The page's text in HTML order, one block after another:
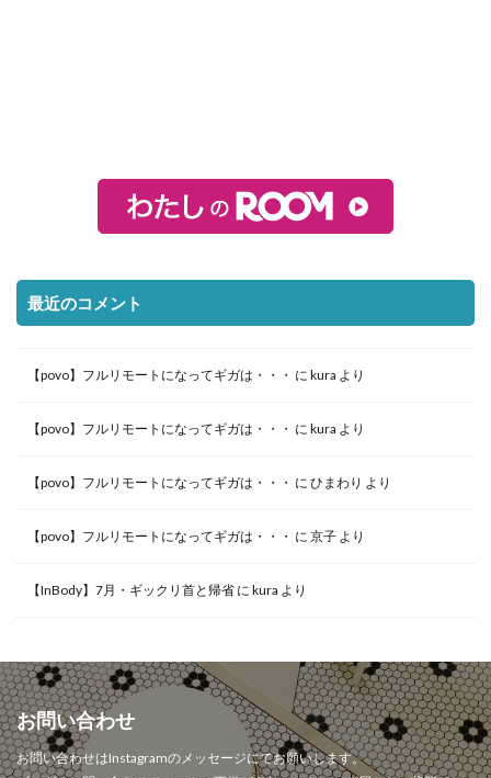
最近のコメント
【povo】フルリモートになってギガは・・・ に kura より
【povo】フルリモートになってギガは・・・ に kura より
【povo】フルリモートになってギガは・・・ に ひまわり より
【povo】フルリモートになってギガは・・・ に 京子 より
【InBody】7月・ギックリ首と帰省 に kura より
お問い合わせ
お問い合わせはInstagramのメッセージにてお願いします。